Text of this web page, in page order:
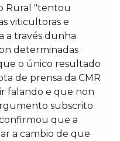
Rural "tentou
viticultoras e
a través dunha
determinadas
o único resultado
de prensa da CMR
falando e que non
subscrito
que a
a cambio de que